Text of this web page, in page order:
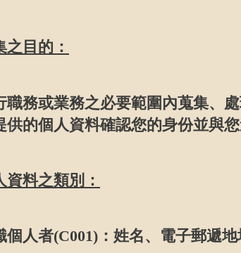
之目的：
職務或業務之必要範圍內蒐集、
供的個人資料確認您的身份並與您
資料之類別：
個人者(C001)：姓名、電子郵遞地